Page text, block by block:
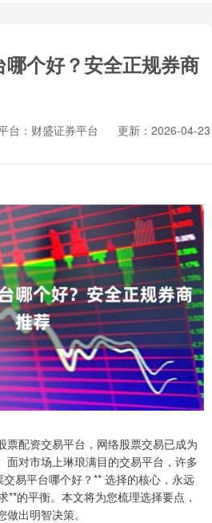
个好？安全正规券商
台：财盛证券平台
更新：2026-04-23
票配资交易平台，网络股票交易已成为
面对市场上琳琅满目的交易平台，许多
易平台哪个好？** 选择的核心，永远
**的平衡。本文将为您梳理选择要点，
出明智决策。